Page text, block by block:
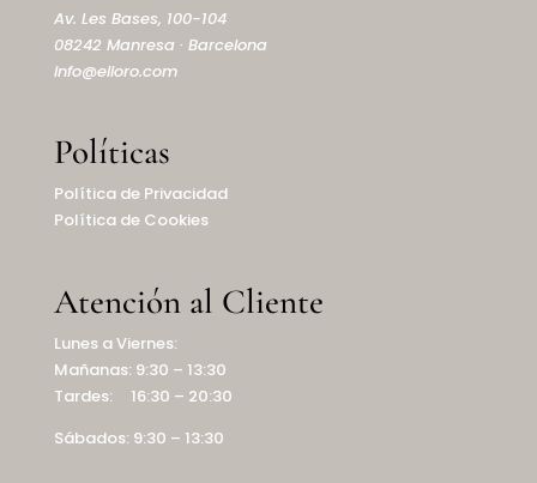
Av. Les Bases, 100-104
08242 Manresa · Barcelona
info@elioro.com
Políticas
Política de Privacidad
Política de Cookies
Atención al Cliente
Lunes a Viernes:
Mañanas: 9:30 – 13:30
Tardes: 16:30 – 20:30
Sábados: 9:30 – 13:30